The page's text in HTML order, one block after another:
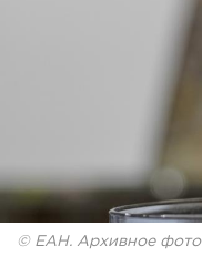
© ЕАН. Архивное фото